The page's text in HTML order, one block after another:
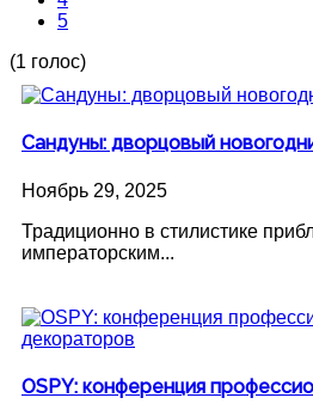
5
(1 голос)
Сандуны: дворцовый
Ноябрь 29, 2025
Традиционно в стилистике
императорским...
OSPY: конференция